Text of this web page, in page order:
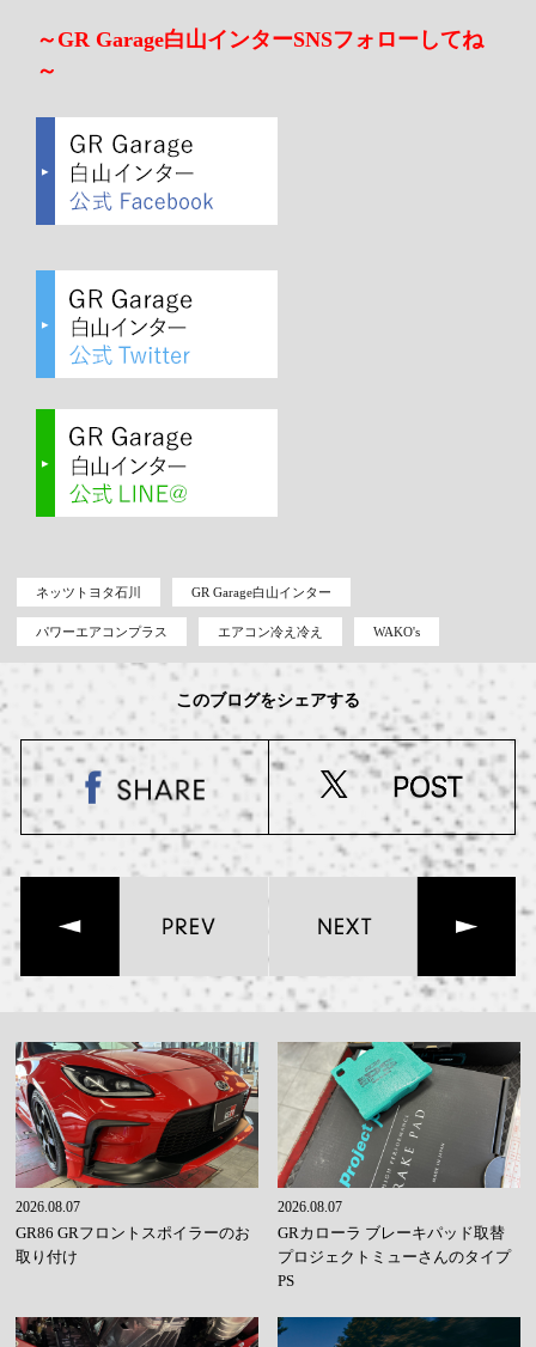
～GR Garage白山インターSNSフォローしてね
～
ネッツトヨタ石川 GR Garage白山インター
パワーエアコンプラス エアコン冷え冷え WAKO's
このブログをシェアする
2026.08.07
GR86 GRフロントスポイラーのお
取り付け
2026.08.07
GRカローラ ブレーキパッド取替
プロジェクトミューさんのタイプ
PS